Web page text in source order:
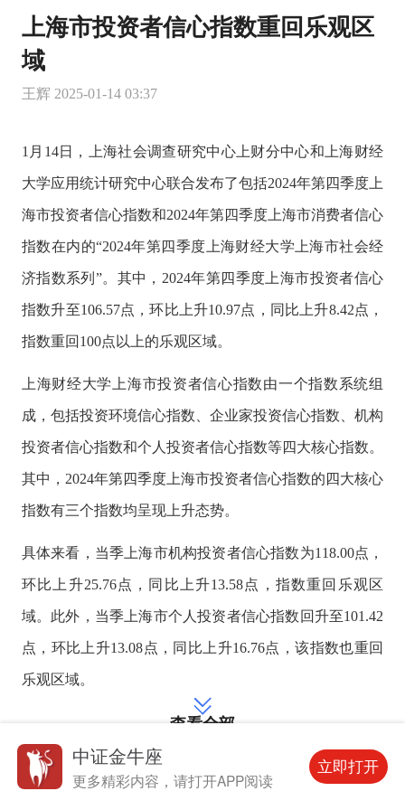
上海市投资者信心指数重回乐观区
域
王辉 2025-01-14 03:37
1月14日，上海社会调查研究中心上财分中心和上海财经
大学应用统计研究中心联合发布了包括2024年第四季度上
海市投资者信心指数和2024年第四季度上海市消费者信心
指数在内的“2024年第四季度上海财经大学上海市社会经
济指数系列”。其中，2024年第四季度上海市投资者信心
指数升至106.57点，环比上升10.97点，同比上升8.42点，
指数重回100点以上的乐观区域。
上海财经大学上海市投资者信心指数由一个指数系统组
成，包括投资环境信心指数、企业家投资信心指数、机构
投资者信心指数和个人投资者信心指数等四大核心指数。
其中，2024年第四季度上海市投资者信心指数的四大核心
指数有三个指数均呈现上升态势。
具体来看，当季上海市机构投资者信心指数为118.00点，
环比上升25.76点，同比上升13.58点，指数重回乐观区
域。此外，当季上海市个人投资者信心指数回升至101.42
点，环比上升13.08点，同比上升16.76点，该指数也重回
乐观区域。
查看全部
可前往中证金牛座查看全文
中证金牛座
更多精彩内容，请打开APP阅读
立即打开